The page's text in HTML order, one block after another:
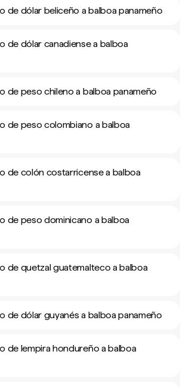
de dólar beliceño a balboa panameño
de dólar canadiense a balboa
de peso chileno a balboa panameño
de peso colombiano a balboa
de colón costarricense a balboa
de peso dominicano a balboa
de quetzal guatemalteco a balboa
de dólar guyanés a balboa panameño
de lempira hondureño a balboa